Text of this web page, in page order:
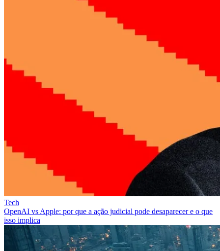
Tech
OpenAI vs Apple: por que a ação judicial pode desaparecer e o que
isso implica